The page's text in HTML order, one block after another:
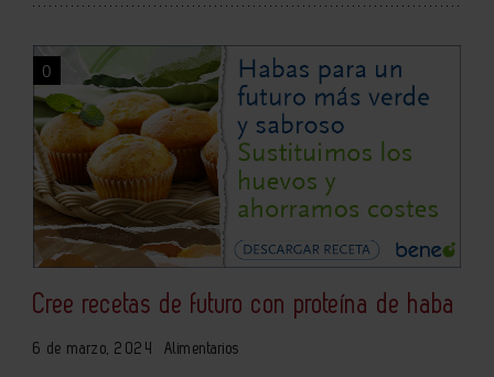
0
Cree recetas de futuro con proteína de haba
6 de marzo, 2024 Alimentarios